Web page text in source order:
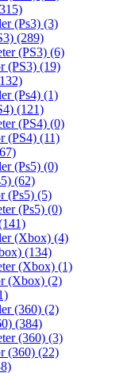
(Ps3) (3)
(289)
(PS3) (6)
(PS3) (19)
(Ps4) (1)
(121)
(PS4) (0)
(PS4) (11)
(Ps5) (0)
(62)
(Ps5) (5)
(Ps5) (0)
(Xbox) (4)
(134)
(Xbox) (1)
(Xbox) (2)
(360) (2)
(384)
(360) (3)
(360) (22)